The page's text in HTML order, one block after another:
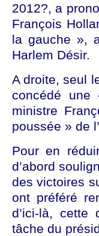
2012?, a
François
la gauche »,
Harlem Désir.
A droite, seul
concédé
ministre
poussée » de
Pour en
d’abord
des victoires
ont préféré
d’ici-là, cette
tâche du